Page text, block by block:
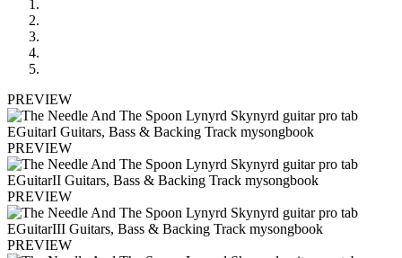
PREVIEW
PREVIEW
PREVIEW
PREVIEW